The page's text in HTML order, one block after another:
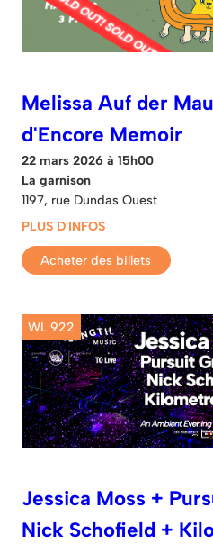
Melissa Auf der
d'Encore Memoir
22 mars 2026 à 15h00
La garnison
1197, rue Dundas Ouest
PLUS D'INFOS
Acheter des billets
WL 922
Jessica Moss +
Nick Schofield +